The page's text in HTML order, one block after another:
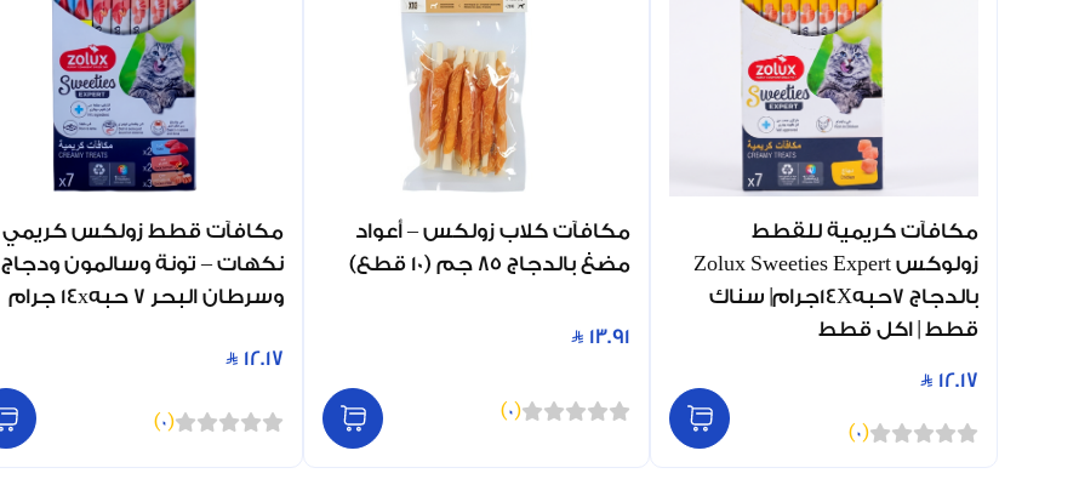
مكافآت كريمية للقطط
زولوكس Zolux Sweeties Expert
بالدجاج 7حبه14Xجرام| سناك
قطط | اكل قطط
12.17
(
0
)
مكافآت كلاب زولكس – أعواد
مضغ بالدجاج 85 جم (10 قطع)
13.91
(
0
)
نكهات – تونة وسالمون ودجاج
وسرطان البحر 7 حبه14x جرام
12.17
(
0
)